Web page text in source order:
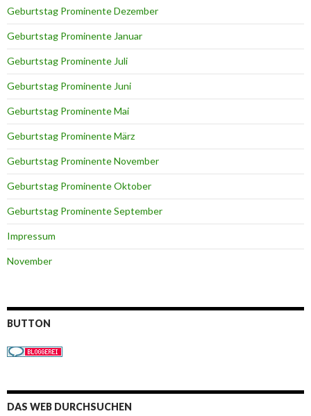
Geburtstag Prominente Dezember
Geburtstag Prominente Januar
Geburtstag Prominente Juli
Geburtstag Prominente Juni
Geburtstag Prominente Mai
Geburtstag Prominente März
Geburtstag Prominente November
Geburtstag Prominente Oktober
Geburtstag Prominente September
Impressum
November
BUTTON
DAS WEB DURCHSUCHEN